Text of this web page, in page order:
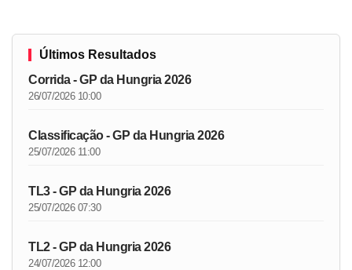
Últimos Resultados
Corrida - GP da Hungria 2026
26/07/2026 10:00
Classificação - GP da Hungria 2026
25/07/2026 11:00
TL3 - GP da Hungria 2026
25/07/2026 07:30
TL2 - GP da Hungria 2026
24/07/2026 12:00